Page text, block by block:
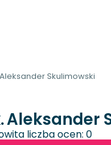
Aleksander Skulimowski
Aleksander
liczba ocen: 0